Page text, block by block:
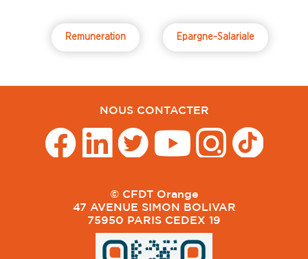
Remuneration Epargne-Salariale
NOUS CONTACTER
© CFDT Orange
47 AVENUE SIMON BOLIVAR
75950 PARIS CEDEX 19